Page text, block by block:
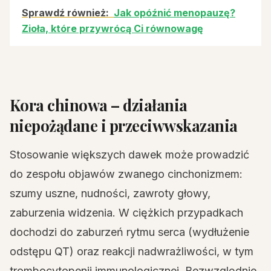
Sprawdź również: Jak opóźnić menopauzę?
Zioła, które przywrócą Ci równowagę
Kora chinowa – działania
niepożądane i przeciwwskazania
Stosowanie większych dawek może prowadzić
do zespołu objawów zwanego cinchonizmem:
szumy uszne, nudności, zawroty głowy,
zaburzenia widzenia. W ciężkich przypadkach
dochodzi do zaburzeń rytmu serca (wydłużenie
odstępu QT) oraz reakcji nadwrażliwości, w tym